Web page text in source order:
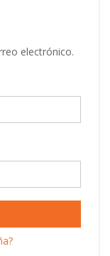
electrónico.